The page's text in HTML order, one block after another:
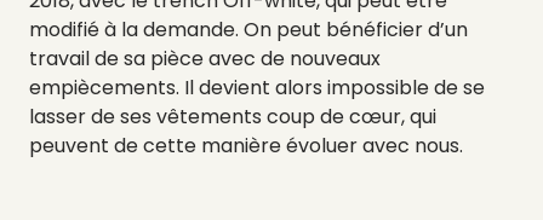
modifié à la demande. On peut bénéficier d’un
travail de sa pièce avec de nouveaux
empiècements. Il devient alors impossible de se
lasser de ses vêtements coup de cœur, qui
peuvent de cette manière évoluer avec nous.